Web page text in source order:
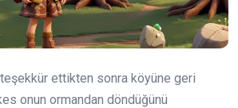
ettikten sonra köyüne geri
onun ormandan döndüğünü